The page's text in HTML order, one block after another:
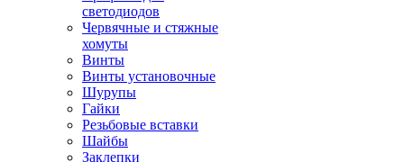
светодиодов
Червячные и стяжные
хомуты
Винты
Винты установочные
Шурупы
Гайки
Резьбовые вставки
Шайбы
Заклепки